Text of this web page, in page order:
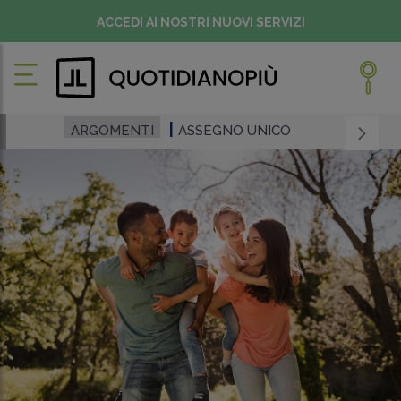
ACCEDI AI NOSTRI NUOVI SERVIZI
ARGOMENTI ASSEGNO UNICO